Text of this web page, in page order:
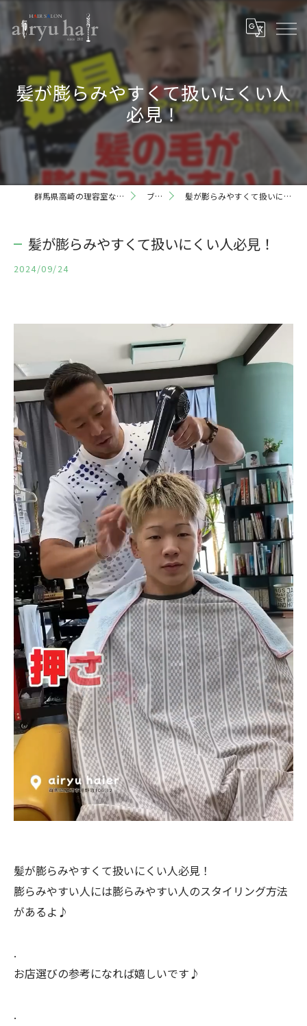
髪が膨らみやすくて扱いにくい人
必見！
群馬県高崎の理容室ならairyu hair ブログ 髪が膨らみやすくて扱いにくい人必見！
髪が膨らみやすくて扱いにくい人必見！
2024/09/24
髪が膨らみやすくて扱いにくい人必見！
膨らみやすい人には膨らみやすい人のスタイリング方法
があるよ♪
.
お店選びの参考になれば嬉しいです♪
.